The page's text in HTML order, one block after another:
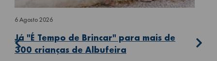
6 Agosto 2026
Já "É Tempo de Brincar" para mais de
300 crianças de Albufeira